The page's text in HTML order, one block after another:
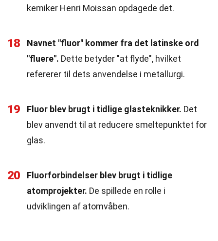
kemiker Henri Moissan opdagede det.
18
Navnet "fluor" kommer fra det latinske ord
"fluere". Dette betyder "at flyde", hvilket
refererer til dets anvendelse i metallurgi.
19 Fluor blev brugt i tidlige glasteknikker. Det
blev anvendt til at reducere smeltepunktet for
glas.
20
Fluorforbindelser blev brugt i tidlige
atomprojekter. De spillede en rolle i
udviklingen af atomvåben.